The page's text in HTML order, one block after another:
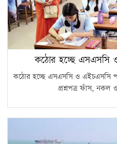
কঠোর হচ্ছে এসএসসি
কঠোর হচ্ছে এসএসসি ও এইচএসসি
প্রশ্নপত্র ফাঁস, নকল